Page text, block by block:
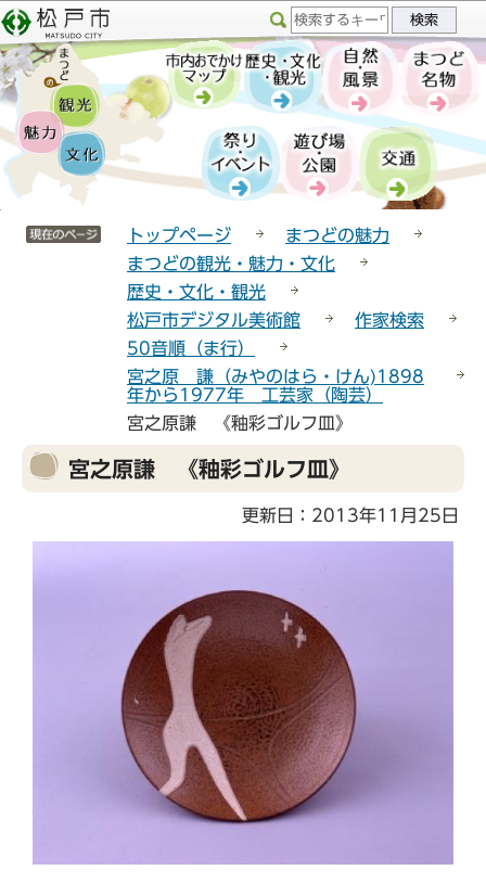
こ
の
ペ
ー
ジ
の
先
サ
イ
ト
メ
ニ
ュ
ー
このページの本文へ移動
サイトメニューここまで
トップページ
まつどの魅力
まつどの観光・魅力・文化
歴史・文化・観光
松戸市デジタル美術館
作家検索
50音順（ま行）
宮之原 謙（みやのはら・けん)1898
年から1977年 工芸家（陶芸）
宮之原謙 《釉彩ゴルフ皿》
本
文
こ
宮之原謙 《釉彩ゴルフ皿》
更新日：2013年11月25日